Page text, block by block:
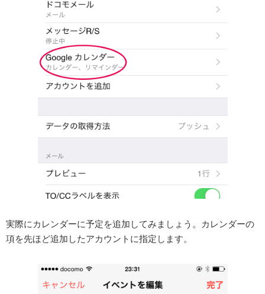
実際にカレンダーに予定を追加してみましょう。カレンダーの
項を先ほど追加したアカウントに指定します。